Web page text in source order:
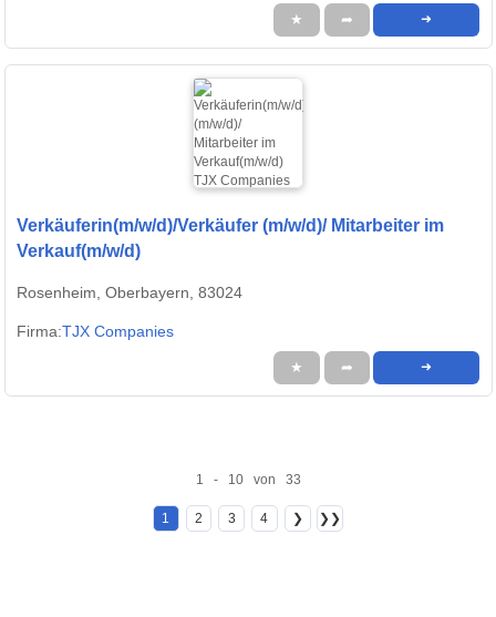
★ ➦ ➜
Verkäuferin(m/w/d)/Verkäufer (m/w/d)/ Mitarbeiter im
Verkauf(m/w/d)
Rosenheim, Oberbayern, 83024
Firma:TJX Companies
★ ➦ ➜
1 - 10 von 33
1 2 3 4 ❯ ❯❯